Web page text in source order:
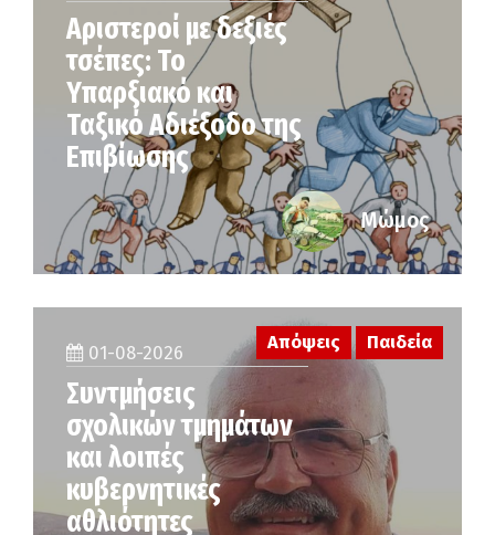
Αριστεροί με δεξιές
τσέπες: Το
Υπαρξιακό και
Ταξικό Αδιέξοδο της
Επιβίωσης
Μώμος
01-08-2026
Συντμήσεις
σχολικών τμημάτων
και λοιπές
κυβερνητικές
αθλιότητες
Απόψεις Παιδεία